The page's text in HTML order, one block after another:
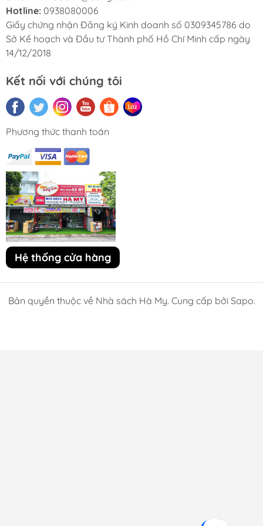
Hotline: 0938080006
Giấy chứng nhận Đăng ký Kinh doanh số 0309345786 do
Sở Kế hoạch và Đầu tư Thành phố Hồ Chí Minh cấp ngày
14/12/2018
Kết nối với chúng tôi
Phương thức thanh toán
Hệ thống cửa hàng
Bản quyền thuộc về Nhà sách Hà My. Cung cấp bởi Sapo.